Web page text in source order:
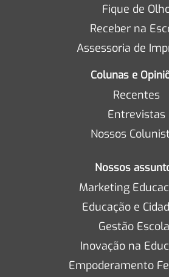
Fique de
Receber na
Assessoria de
Colunas e
Recentes
Entrevistas
Nossos
Nossos
Marketing
Educação e
Gestão
Inovação na
Empoderamento